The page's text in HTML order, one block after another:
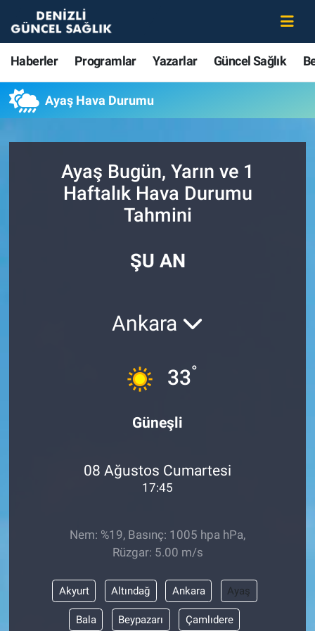
Haberler Programlar Yazarlar Güncel Sağlık
Ayaş Hava Durumu
Ayaş Bugün, Yarın ve 1
Haftalık Hava Durumu
Tahmini
ŞU AN
Ankara
33°
Güneşli
08 Ağustos Cumartesi
17:45
Nem: %19, Basınç: 1005 hpa hPa,
Rüzgar: 5.00 m/s
Akyurt Altındağ Ankara Ayaş
Bala Beypazarı Çamlıdere
Haberler
Güncel Sağlık
Beslenme
Merkezefendi Nöbetçi Eczaneler
Süper Lig Puan Durumu ve Fikstür
Tüm Manşetler